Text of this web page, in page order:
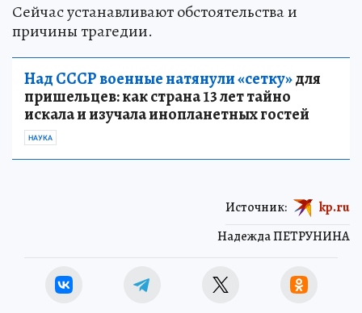
Сейчас устанавливают обстоятельства и
причины трагедии.
Над СССР военные натянули «сетку»для
пришельцев: как страна 13 лет тайно
искала и изучала инопланетных гостей
НАУКА
Надежда ПЕТРУНИНА
Источник: kp.ru